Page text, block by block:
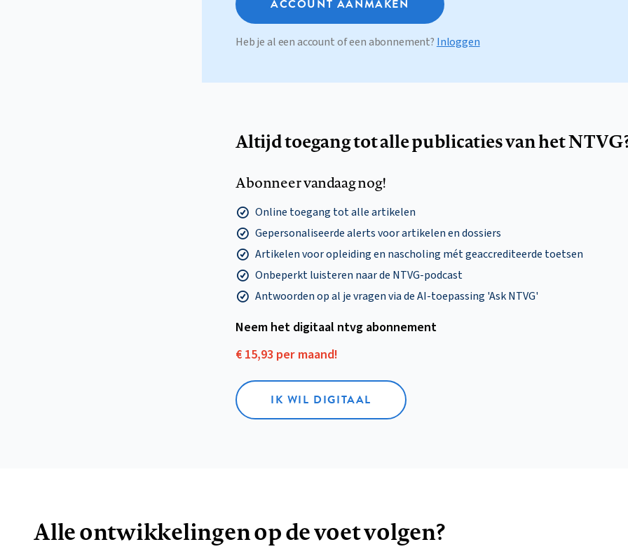
ACCOUNT AANMAKEN
Heb je al een account of een abonnement? Inloggen
Altijd toegang tot alle publicaties van het
Abonneer vandaag nog!
Online toegang tot alle artikelen
Gepersonaliseerde alerts voor artikelen en dossiers
Artikelen voor opleiding en nascholing mét geaccrediteerde toetsen
Onbeperkt luisteren naar de NTVG-podcast
Antwoorden op al je vragen via de AI-toepassing 'Ask NTVG'
Neem het digitaal ntvg abonnement
€ 15,93 per maand!
IK WIL DIGITAAL
Alle ontwikkelingen op de voet volgen?